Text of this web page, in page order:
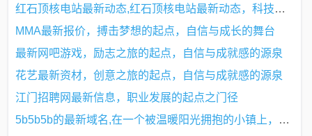
红石顶核电站最新动态,红石顶核电站最新动态，科技引领未来，红石顶核电站为您带来全新体验
MMA最新报价，搏击梦想的起点，自信与成长的舞台
最新网吧游戏，励志之旅的起点，自信与成就感的源泉
花艺最新资材，创意之旅的起点，自信与成就感的源泉
江门招聘网最新信息，职业发展的起点之门径
5b5b5b的最新域名,在一个被温暖阳光拥抱的小镇上，住着一个名叫林浅的女孩，她有着一头自然卷的短发，笑起来眼睛弯成了月牙，总是散发着一种让人忍不住想靠近的魔力。林浅是个不折不扣的数字迷，尤其是对那些看似随机却藏着无限可能的数字组合情有独钟。而5b5b5b这个域名，对她来说，不仅仅是一串字符，它是连接过去与未来的桥梁，更是她与朋友们之间无数欢笑与回忆的起点。